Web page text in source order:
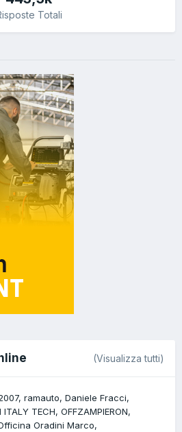
Totali
(Visualizza tutti)
ramauto Daniele Fracci
ITALY TECH OFFZAMPIERON
Oradini Marco